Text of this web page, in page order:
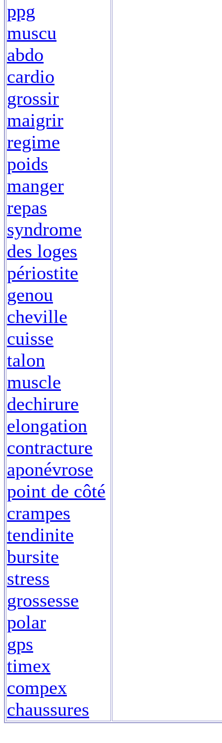
ppg
muscu
abdo
cardio
grossir
maigrir
regime
poids
manger
repas
syndrome
des loges
périostite
genou
cheville
cuisse
talon
muscle
dechirure
elongation
contracture
aponévrose
point de côté
crampes
tendinite
bursite
stress
grossesse
polar
gps
timex
compex
chaussures